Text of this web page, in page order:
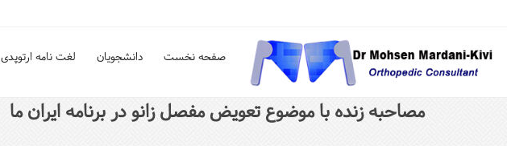
صفحه نخست دانشجویان لغت نامه ارتوپدی
مصاحبه زنده با موضوع تعویض مفصل زانو در برنامه ایران ما